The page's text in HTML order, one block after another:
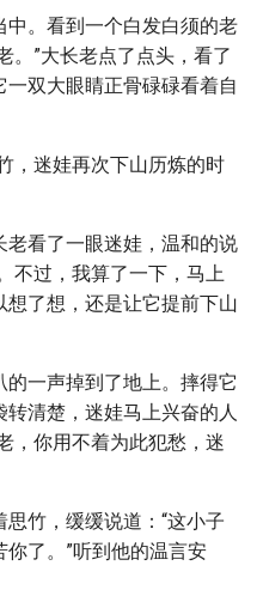
。看到一个白发白须的老
。”大长老点了点头，看了
双大眼睛正骨碌碌看着自
，迷娃再次下山历炼的时
看了一眼迷娃，温和的说
不过，我算了一下，马上
了想，还是让它提前下山
一声掉到了地上。摔得它
清楚，迷娃马上兴奋的人
，你用不着为此犯愁，迷
竹，缓缓说道：“这小子
了。”听到他的温言安